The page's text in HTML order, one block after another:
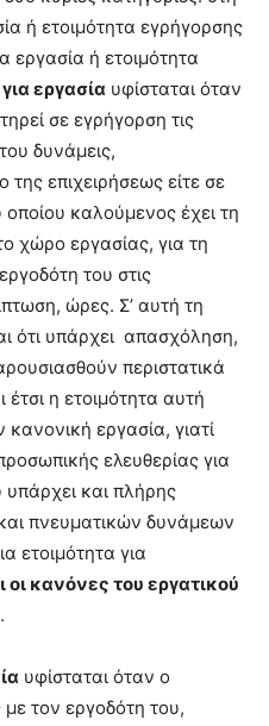
ή ετοιμότητα εγρήγορσης
εργασία ή ετοιμότητα
εργασία υφίσταται όταν
σε εγρήγορση τις
δυνάμεις,
επιχειρήσεως είτε σε
καλούμενος έχει τη
χώρο εργασίας, για τη
του στις
ώρες. Σ’ αυτή τη
ότι υπάρχει απασχόληση,
περιστατικά
η ετοιμότητα αυτή
εργασία, γιατί
ελευθερίας για
και πλήρης
πνευματικών δυνάμεων
ετοιμότητα για
κανόνες του εργατικού
υφίσταται όταν ο
τον εργοδότη του,